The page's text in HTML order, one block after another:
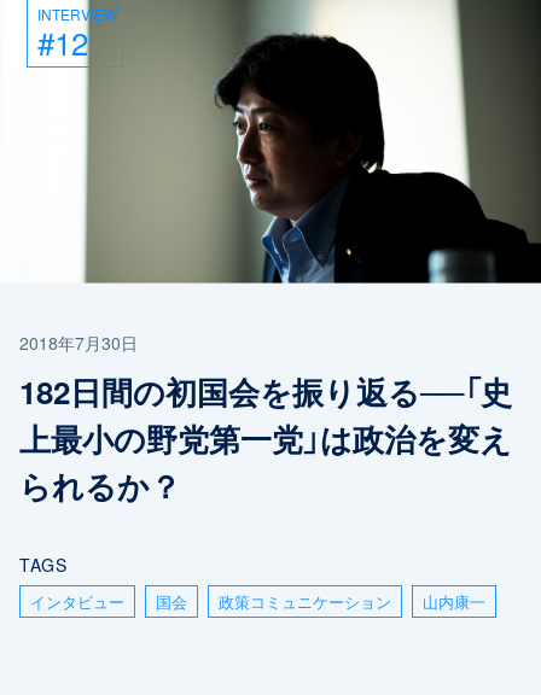
INTERVIEW
#12
2018年7月30日
182日間の初国会を振り返る──「史
上最小の野党第一党」は政治を変え
られるか？
TAGS
インタビュー 国会 政策コミュニケーション 山内康一